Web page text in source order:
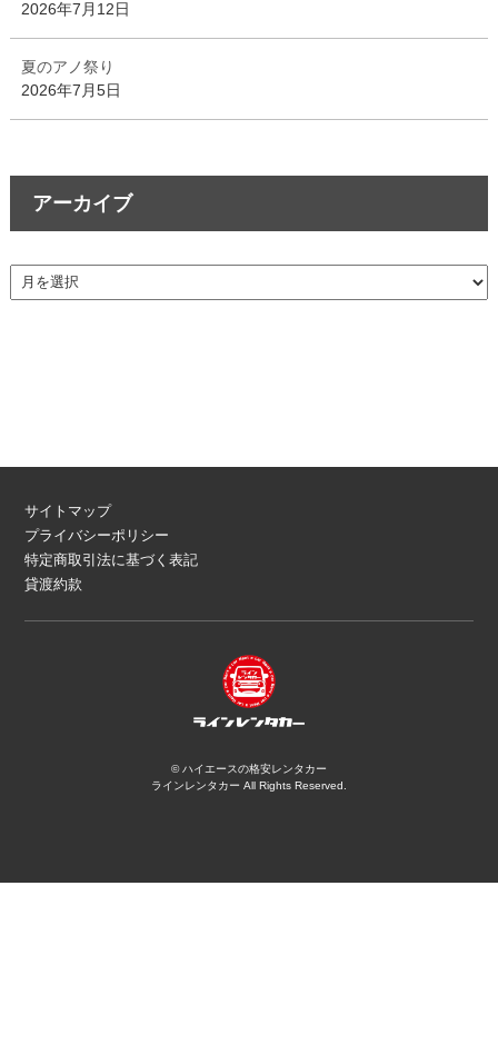
2026年7月12日
夏のアノ祭り
2026年7月5日
アーカイブ
サイトマップ
プライバシーポリシー
特定商取引法に基づく表記
貸渡約款
©ハイエースの格安レンタカー
ラインレンタカー All Rights Reserved.